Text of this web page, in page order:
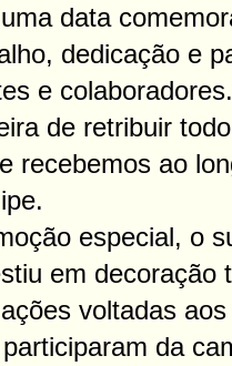
data
dedicação e
e
de retribuir
recebemos ao
especial, o
em decoração
voltadas
da